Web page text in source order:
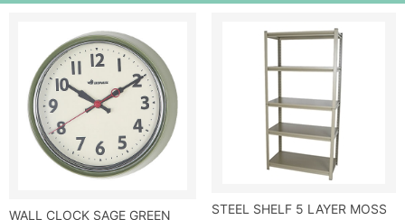
WALL CLOCK SAGE GREEN
STEEL SHELF 5 LAYER MOSS